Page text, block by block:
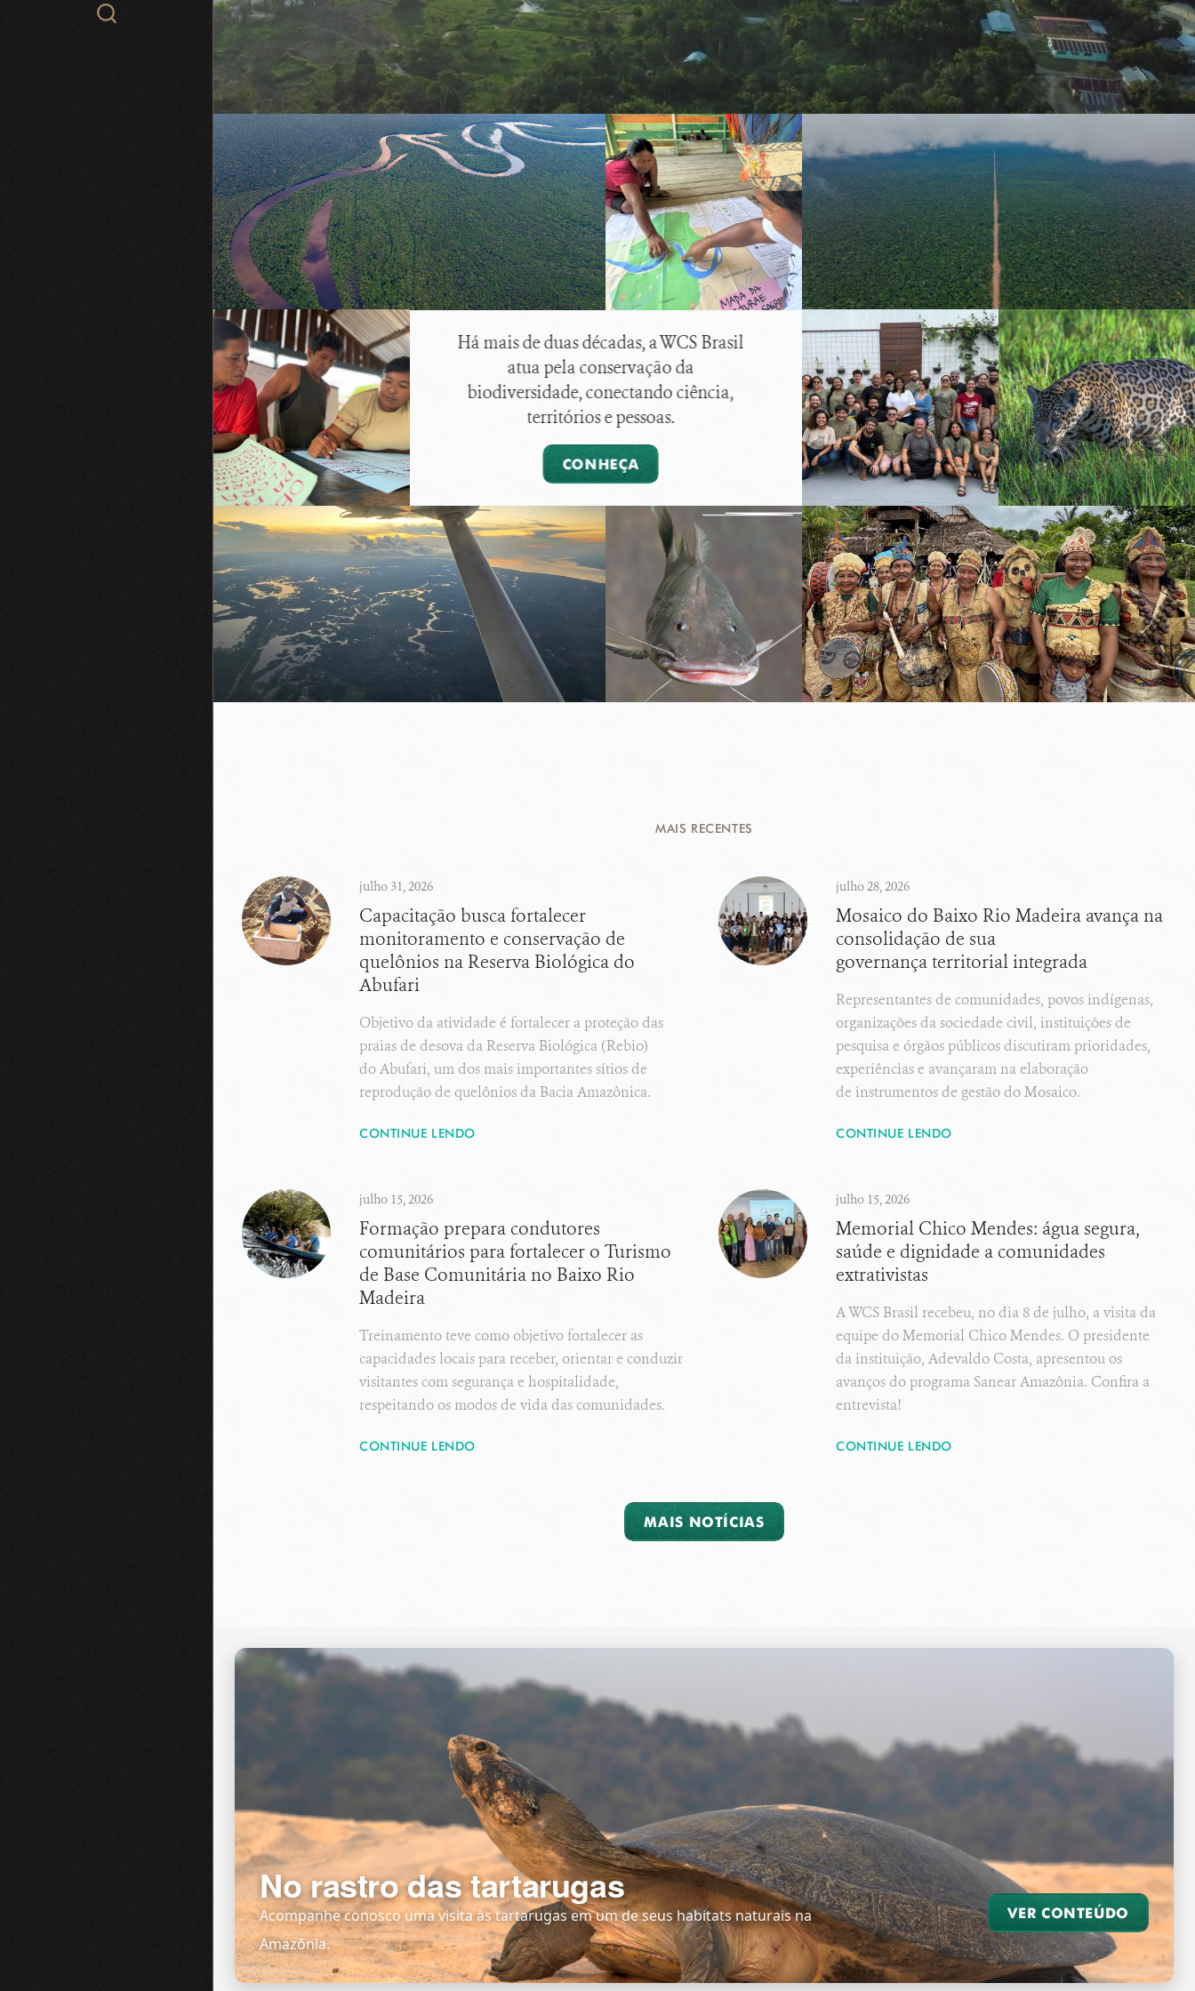
Search
Há mais de duas décadas, a WCS Brasil
atua pela conservação da
biodiversidade, conectando ciência,
territórios e pessoas.
CONHEÇA
MAIS RECENTES
julho 31, 2026
Capacitação busca fortalecer
monitoramento e conservação de
quelônios na Reserva Biológica do
Abufari
Objetivo da atividade é fortalecer a proteção das
praias de desova da Reserva Biológica (Rebio)
do Abufari, um dos mais importantes sítios de
reprodução de quelônios da Bacia Amazônica.
CONTINUE LENDO
julho 28, 2026
Mosaico do Baixo Rio Madeira avança na
consolidação de sua
governança territorial integrada
Representantes de comunidades, povos indígenas,
organizações da sociedade civil, instituições de
pesquisa e órgãos públicos discutiram prioridades,
experiências e avançaram na elaboração
de instrumentos de gestão do Mosaico.
CONTINUE LENDO
julho 15, 2026
Formação prepara condutores
comunitários para fortalecer o Turismo
de Base Comunitária no Baixo Rio
Madeira
Treinamento teve como objetivo fortalecer as
capacidades locais para receber, orientar e conduzir
visitantes com segurança e hospitalidade,
respeitando os modos de vida das comunidades.
CONTINUE LENDO
julho 15, 2026
Memorial Chico Mendes: água segura,
saúde e dignidade a comunidades
extrativistas
A WCS Brasil recebeu, no dia 8 de julho, a visita da
equipe do Memorial Chico Mendes. O presidente
da instituição, Adevaldo Costa, apresentou os
avanços do programa Sanear Amazônia. Confira a
entrevista!
CONTINUE LENDO
MAIS NOTÍCIAS
No rastro das tartarugas
Acompanhe conosco uma visita às tartarugas em um de seus habitats naturais na
Amazônia.
VER CONTEÚDO